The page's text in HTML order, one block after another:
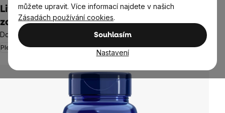
můžete upravit. Více informací najdete v našich
Zásadách používání cookies.
Souhlasím
Nastavení
Life Extension Skin Supporting Ceramides,
zdravá pleť, 30 kapslí
Doplněk stravy
Pleť a vlasy
produktu
Neohodnoceno